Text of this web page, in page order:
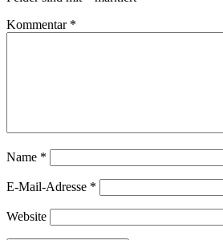
Kommentar *
Name *
E-Mail-Adresse *
Website